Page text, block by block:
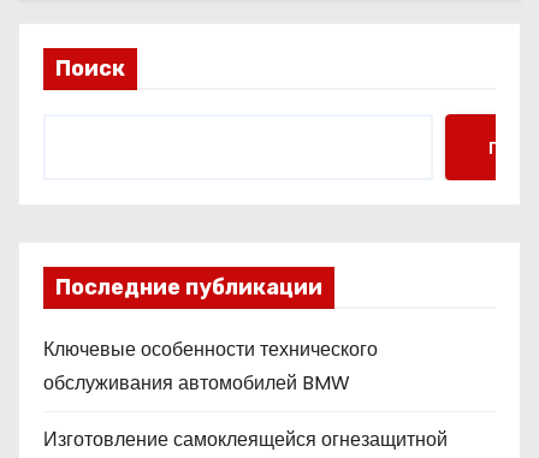
Поиск
Поиск
Последние публикации
Ключевые особенности технического
обслуживания автомобилей BMW
Изготовление самоклеящейся огнезащитной